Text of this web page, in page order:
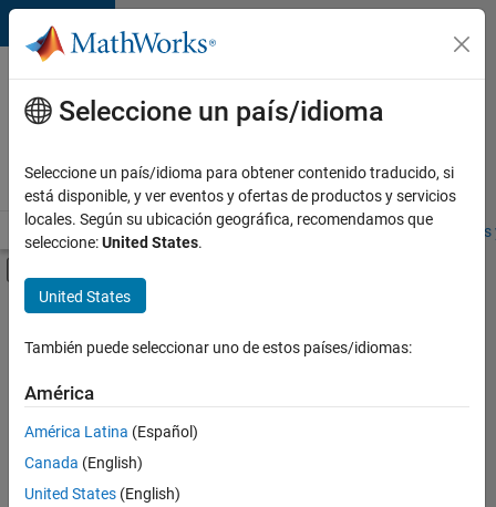
Saltar al contenido
Ofertas
de
empleo
MathWorks
Visión general Búsqueda de empleo Oficinas locales
Contenido principal
FILTRADO POR
Technical Writing
Education Marketing
Industry Marketing
Product Marketing
Actualmente
no
Seleccione un país/idioma
Seleccione un país/idioma para obtener contenido traducido, si
está disponible, y ver eventos y ofertas de productos y servicios
locales. Según su ubicación geográfica, recomendamos que
seleccione:United States.
United States
También puede seleccionar uno de estos países/idiomas:
América
América Latina (Español)
Canada (English)
United States (English)